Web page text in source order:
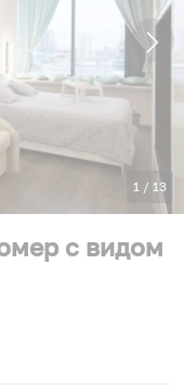
1 / 13
с видом